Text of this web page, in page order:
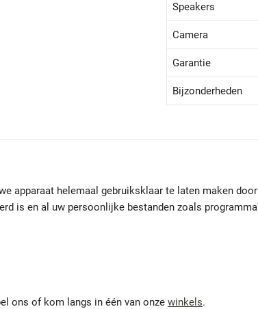
Speakers
Camera
Garantie
Bijzonderheden
apparaat helemaal gebruiksklaar te laten maken
is en al uw persoonlijke bestanden zoals
ons of kom langs in één van onze winkels.